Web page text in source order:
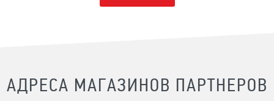
АДРЕСА МАГАЗИНОВ ПАРТНЕРОВ